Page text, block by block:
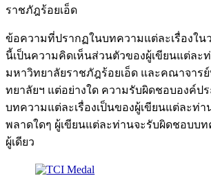
ราชภัฎร้อยเอ็ด
ข้อความที่ปรากฏในบทความแต่ละเรื่องใน
นี้เป็นความคิดเห็นส่วนตัวของผู้เขียนแต่ละ
มหาวิทยาลัยราชภัฎร้อยเอ็ด และคณาจาร
ทยาลัยฯ แต่อย่างใด ความรับผิดชอบองค์ป
บทความแต่ละเรื่องเป็นของผู้เขียนแต่ละท่
พลาดใดๆ ผู้เขียนแต่ละท่านจะรับผิดชอบบ
ผู้เดียว